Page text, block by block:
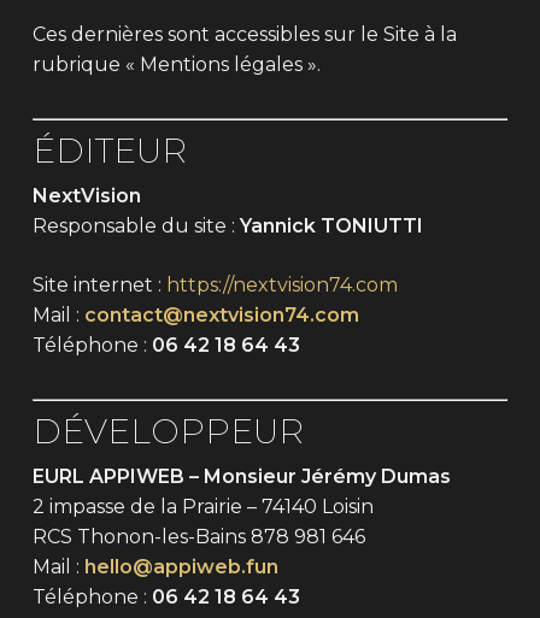
Ces dernières sont accessibles sur le Site à la
rubrique « Mentions légales ».
ÉDITEUR
NextVision
Responsable du site :Yannick TONIUTTI
Site internet : https://nextvision74.com
Mail : contact@nextvision74.com
Téléphone : 06 42 18 64 43
DÉVELOPPEUR
EURL APPIWEB – Monsieur Jérémy Dumas
2 impasse de la Prairie – 74140 Loisin
RCS Thonon-les-Bains 878 981 646
Mail : hello@appiweb.fun
Téléphone : 06 42 18 64 43